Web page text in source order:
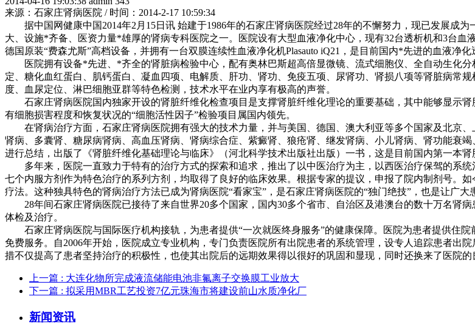
来源：石家庄肾病医院 / 时间：2014-2-17 10:59:34
据中国网健康中国2014年2月15日讯 始建于1986年的石家庄肾病医院经过28年的不懈努力，现已发展成
大、设施*齐备、医资力量*雄厚的肾病专科医院之一。医院设有大型血液净化中心，现有32台透析机和3台
德国原装“费森尤斯”高档设备，并拥有一台双膜连续性血液净化机Plasauto iQ21，是目前国内*先进的血液净
医院拥有设备*先进、*齐全的肾脏病检验中心，配有奥林巴斯超高倍显微镜、流式细胞仪、全自动生化分
定、糖化血红蛋白、肌钙蛋白、凝血四项、电解质、肝功、肾功、免疫五项、尿肾功、肾损八项等肾脏病常
度、血尿定位、淋巴细胞亚群等特色检测，技术水平在业内享有极高的声誉。
石家庄肾病医院国内独家开设的肾脏纤维化检查项目是支撑肾脏纤维化理论的重要基础，其中能够显示肾
有细胞损害程度和恢复状况的“细胞活性因子”检验项目属国内领先。
在肾病治疗方面，石家庄肾病医院拥有强大的技术力量，并与美国、德国、澳大利亚等多个国家及北京
肾病、多囊肾、糖尿病肾病、高血压肾病、肾病综合症、紫癜肾、狼疮肾、继发肾病、小儿肾病、肾功能衰
进行总结，出版了《肾脏纤维化基础理论与临床》（河北科学技术出版社出版）一书，这是目前国内第一本肾
多年来，医院一直致力于特有的治疗方式的探索和追求，推出了以中医治疗为主，以西医治疗保驾的系
七个内服方剂作为特色治疗的系列方剂，均取得了良好的临床效果。根据专家的提议，申报了院内制剂号。
疗法。这种独具特色的肾病治疗方法已成为肾病医院“看家宝”，是石家庄肾病医院的“独门绝技”，也是让广大
28年间石家庄肾病医院已接待了来自世界20多个国家，国内30多个省市、自治区及港澳台的数十万名肾
体检及治疗。
石家庄肾病医院与国际医疗机构接轨，为患者提供“一次就医终身服务”的健康保障。医院为患者提供住
免费服务。自2006年开始，医院成立专业机构，专门负责医院所有出院患者的系统管理，设专人追踪患者出
措不仅提高了患者坚持治疗的积极性，也使其出院后的远期效果得以很好的巩固和显现，同时还换来了医院的
上一篇 : 大连化物所完成液流储能电池非氟离子交换膜工业放大
下一篇 : 拟采用MBR工艺投资7亿元珠海市将建设前山水质净化厂
新闻资讯